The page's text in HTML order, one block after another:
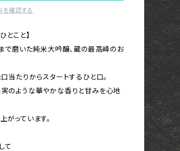
を確認する
とこと】
で磨いた純米大吟醸、蔵の最高峰のお
当たりからスタートするひと口。
のような華やかな香りと甘みを心地
がっています。
て